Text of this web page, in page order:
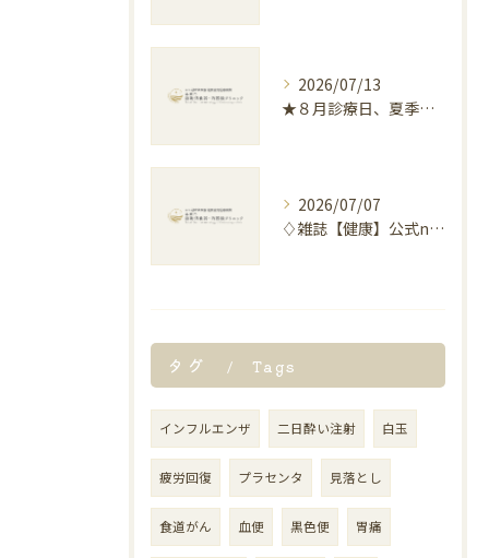
2026/07/13
★８月診療日、夏季休暇のお知らせ★
2026/07/07
♢雑誌【健康】公式note “「麻辣湯」による胃腸の不調について”記事解説のお知らせ♢
タグ Tags
インフルエンザ 二日酔い注射 白玉
疲労回復 プラセンタ 見落とし
食道がん 血便 黒色便 胃痛